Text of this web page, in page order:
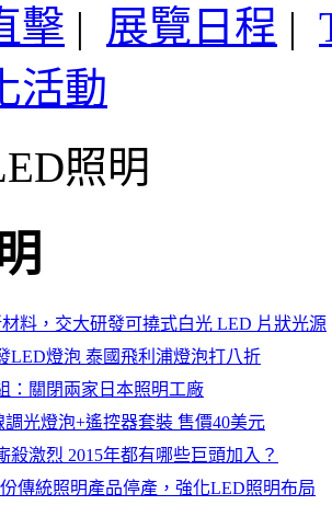
擊 | 展覽日程 |
活動
照明
料，交大研發可撓式白光 LED 片狀光源
LED燈泡 泰國飛利浦燈泡打八折
：關閉兩家日本照明工廠
光燈泡+遙控器套裝 售價40美元
殺激烈 2015年都有哪些巨頭加入？
傳統照明產品停產，強化LED照明布局